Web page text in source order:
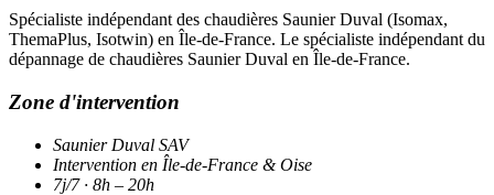
Spécialiste indépendant des chaudières Saunier Duval (Isomax,
ThemaPlus, Isotwin) en Île-de-France. Le spécialiste indépendant du
dépannage de chaudières Saunier Duval en Île-de-France.
Zone d'intervention
Saunier Duval SAV
Intervention en Île-de-France & Oise
7j/7 · 8h – 20h